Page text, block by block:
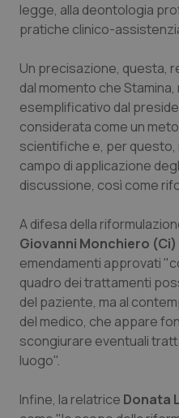
Rene & patologie
Salute orale &
Sangue &
Tiroide
Tumore ovarico
Tumori del
Tumori
Ulcera & Reflusso
Vaccini
legge, alla deontologia
pratiche clinico-
Un precisazione, questa,
dal momento che
esemplificativo dal
considerata come un
scientifiche e, per
campo di applicazione
discussione, così come
A difesa della
Giovanni Monchiero (Ci)
emendamenti approvati
quadro dei trattamenti
del paziente, ma al
del medico, che appare
scongiurare eventuali
luogo".
Infine, la relatrice Donata